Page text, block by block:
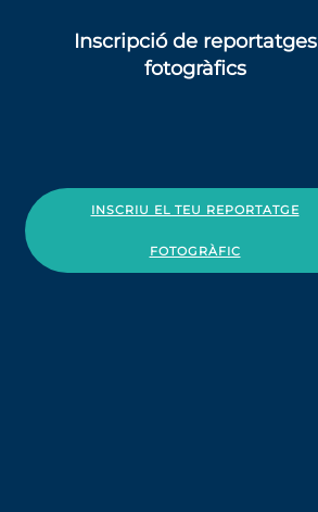
Inscripció de reportatges
fotogràfics
INSCRIU EL TEU REPORTATGE
FOTOGRÀFIC